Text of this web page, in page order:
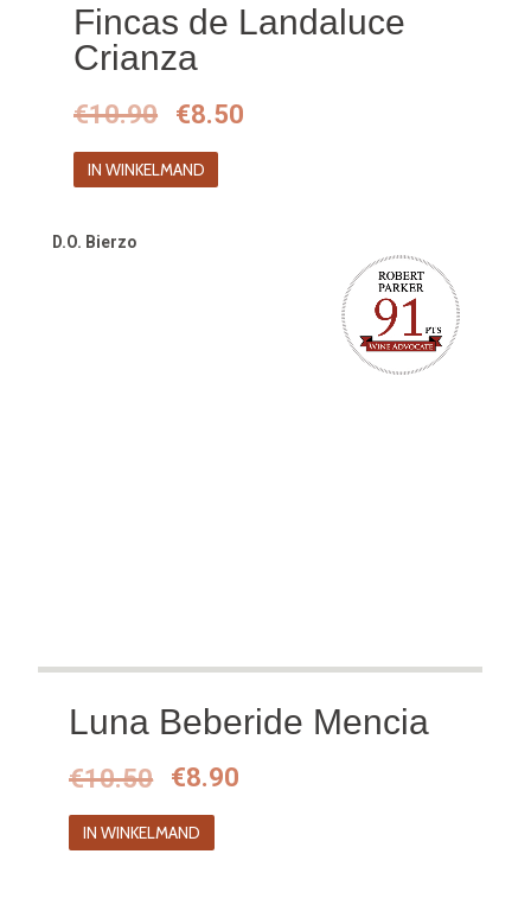
Fincas de Landaluce
Crianza
€10.90
Oorspronkelijke
prijs
was:
€8.50
IN WINKELMAND
D.O. Bierzo
Luna Beberide Mencia
€10.50
Oorspronkelijke
prijs
was:
€8.90
IN WINKELMAND